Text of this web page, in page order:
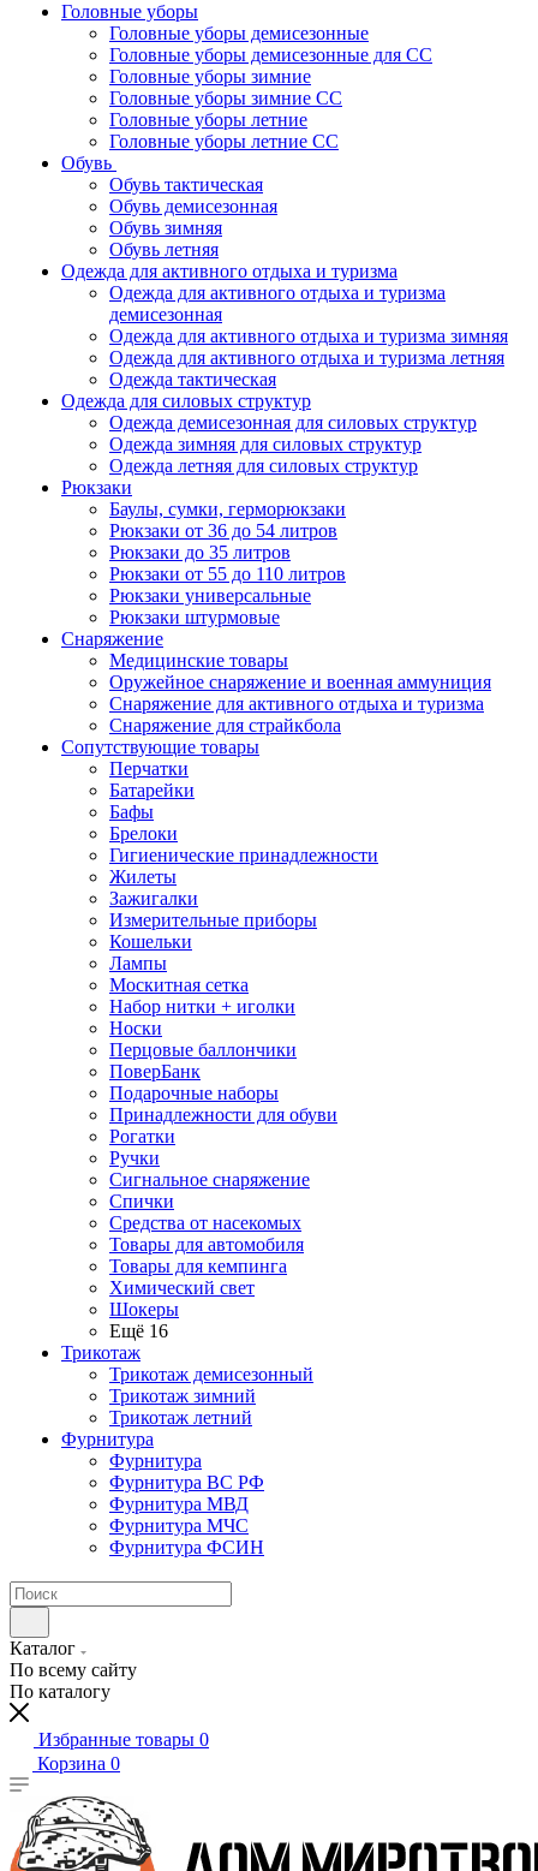
Головные уборы
Головные уборы демисезонные
Головные уборы демисезонные для СС
Головные уборы зимние
Головные уборы зимние СС
Головные уборы летние
Головные уборы летние СС
Обувь
Обувь тактическая
Обувь демисезонная
Обувь зимняя
Обувь летняя
Одежда для активного отдыха и туризма
Одежда для активного отдыха и туризма
демисезонная
Одежда для активного отдыха и туризма зимняя
Одежда для активного отдыха и туризма летняя
Одежда тактическая
Одежда для силовых структур
Одежда демисезонная для силовых структур
Одежда зимняя для силовых структур
Одежда летняя для силовых структур
Рюкзаки
Баулы, сумки, герморюкзаки
Рюкзаки от 36 до 54 литров
Рюкзаки до 35 литров
Рюкзаки от 55 до 110 литров
Рюкзаки универсальные
Рюкзаки штурмовые
Снаряжение
Медицинские товары
Оружейное снаряжение и военная аммуниция
Снаряжение для активного отдыха и туризма
Снаряжение для страйкбола
Сопутствующие товары
Перчатки
Батарейки
Бафы
Брелоки
Гигиенические принадлежности
Жилеты
Зажигалки
Измерительные приборы
Кошельки
Лампы
Москитная сетка
Набор нитки + иголки
Носки
Перцовые баллончики
ПоверБанк
Подарочные наборы
Принадлежности для обуви
Рогатки
Ручки
Сигнальное снаряжение
Спички
Средства от насекомых
Товары для автомобиля
Товары для кемпинга
Химический свет
Шокеры
Ещё 16
Трикотаж
Трикотаж демисезонный
Трикотаж зимний
Трикотаж летний
Фурнитура
Фурнитура
Фурнитура ВС РФ
Фурнитура МВД
Фурнитура МЧС
Фурнитура ФСИН
Каталог
По всему сайту
По каталогу
Избранные товары 0
Корзина 0